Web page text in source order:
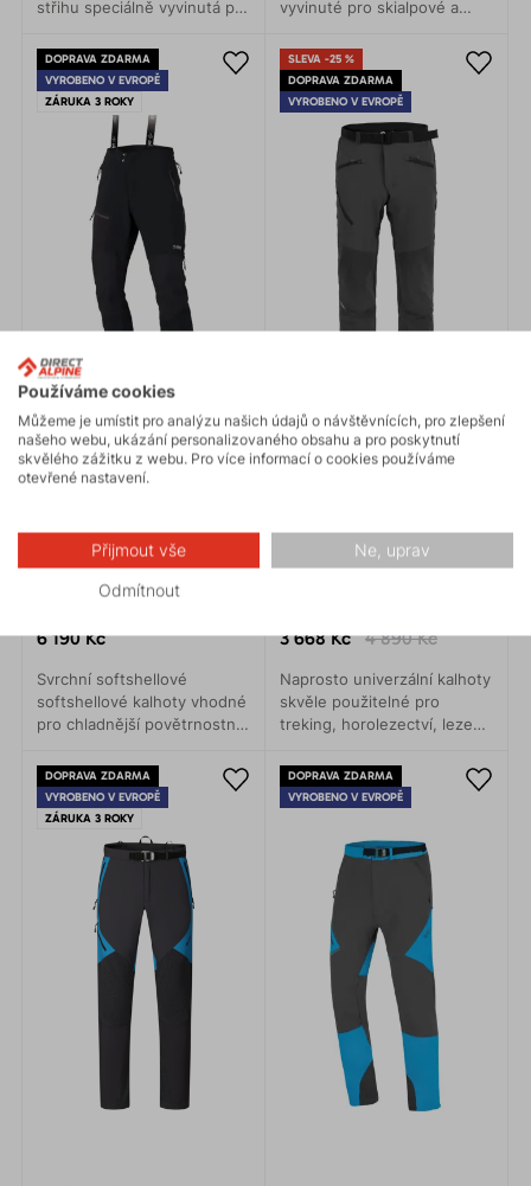
střihu speciálně vyvinutá pro
výpravy. Ideální na zimní
sporty.
vyvinuté pro skialpové a
výpravy, ledové i mixové
lezení, ale i rekreační
běžecké lyžování.
DOPRAVA ZDARMA
VYROBENO V EVROPĚ
ZÁRUKA 3 ROKY
COULOIR PLUS 1.0
6 190 Kč
Svrchní softshellové
softshellové kalhoty vhodné
pro chladnější povětrnostní
pohyb v horách,
skialpinismus a lyžování.
SLEVA -25 %
DOPRAVA ZDARMA
VYROBENO V EVROPĚ
3 668 Kč 4 890 Kč
Naprosto univerzální kalhoty
skvěle použitelné pro
treking, horolezectví, lezení
přesný střih umožňuje
naprosto volný pohyb.
DOPRAVA ZDARMA
VYROBENO V EVROPĚ
ZÁRUKA 3 ROKY
DOPRAVA ZDARMA
VYROBENO V EVROPĚ
Používáme cookies
Můžeme je umístit pro analýzu našich údajů o návštěvnících, pro zlepšení
našeho webu, ukázání personalizovaného obsahu a pro poskytnutí
skvělého zážitku z webu. Pro více informací o cookies používáme
otevřené nastavení.
Přijmout vše Ne, uprav
Odmítnout